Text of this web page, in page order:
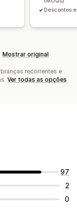
Descontos
Mostrar original
recorrentes e
Ver todas as opções
97
2
0